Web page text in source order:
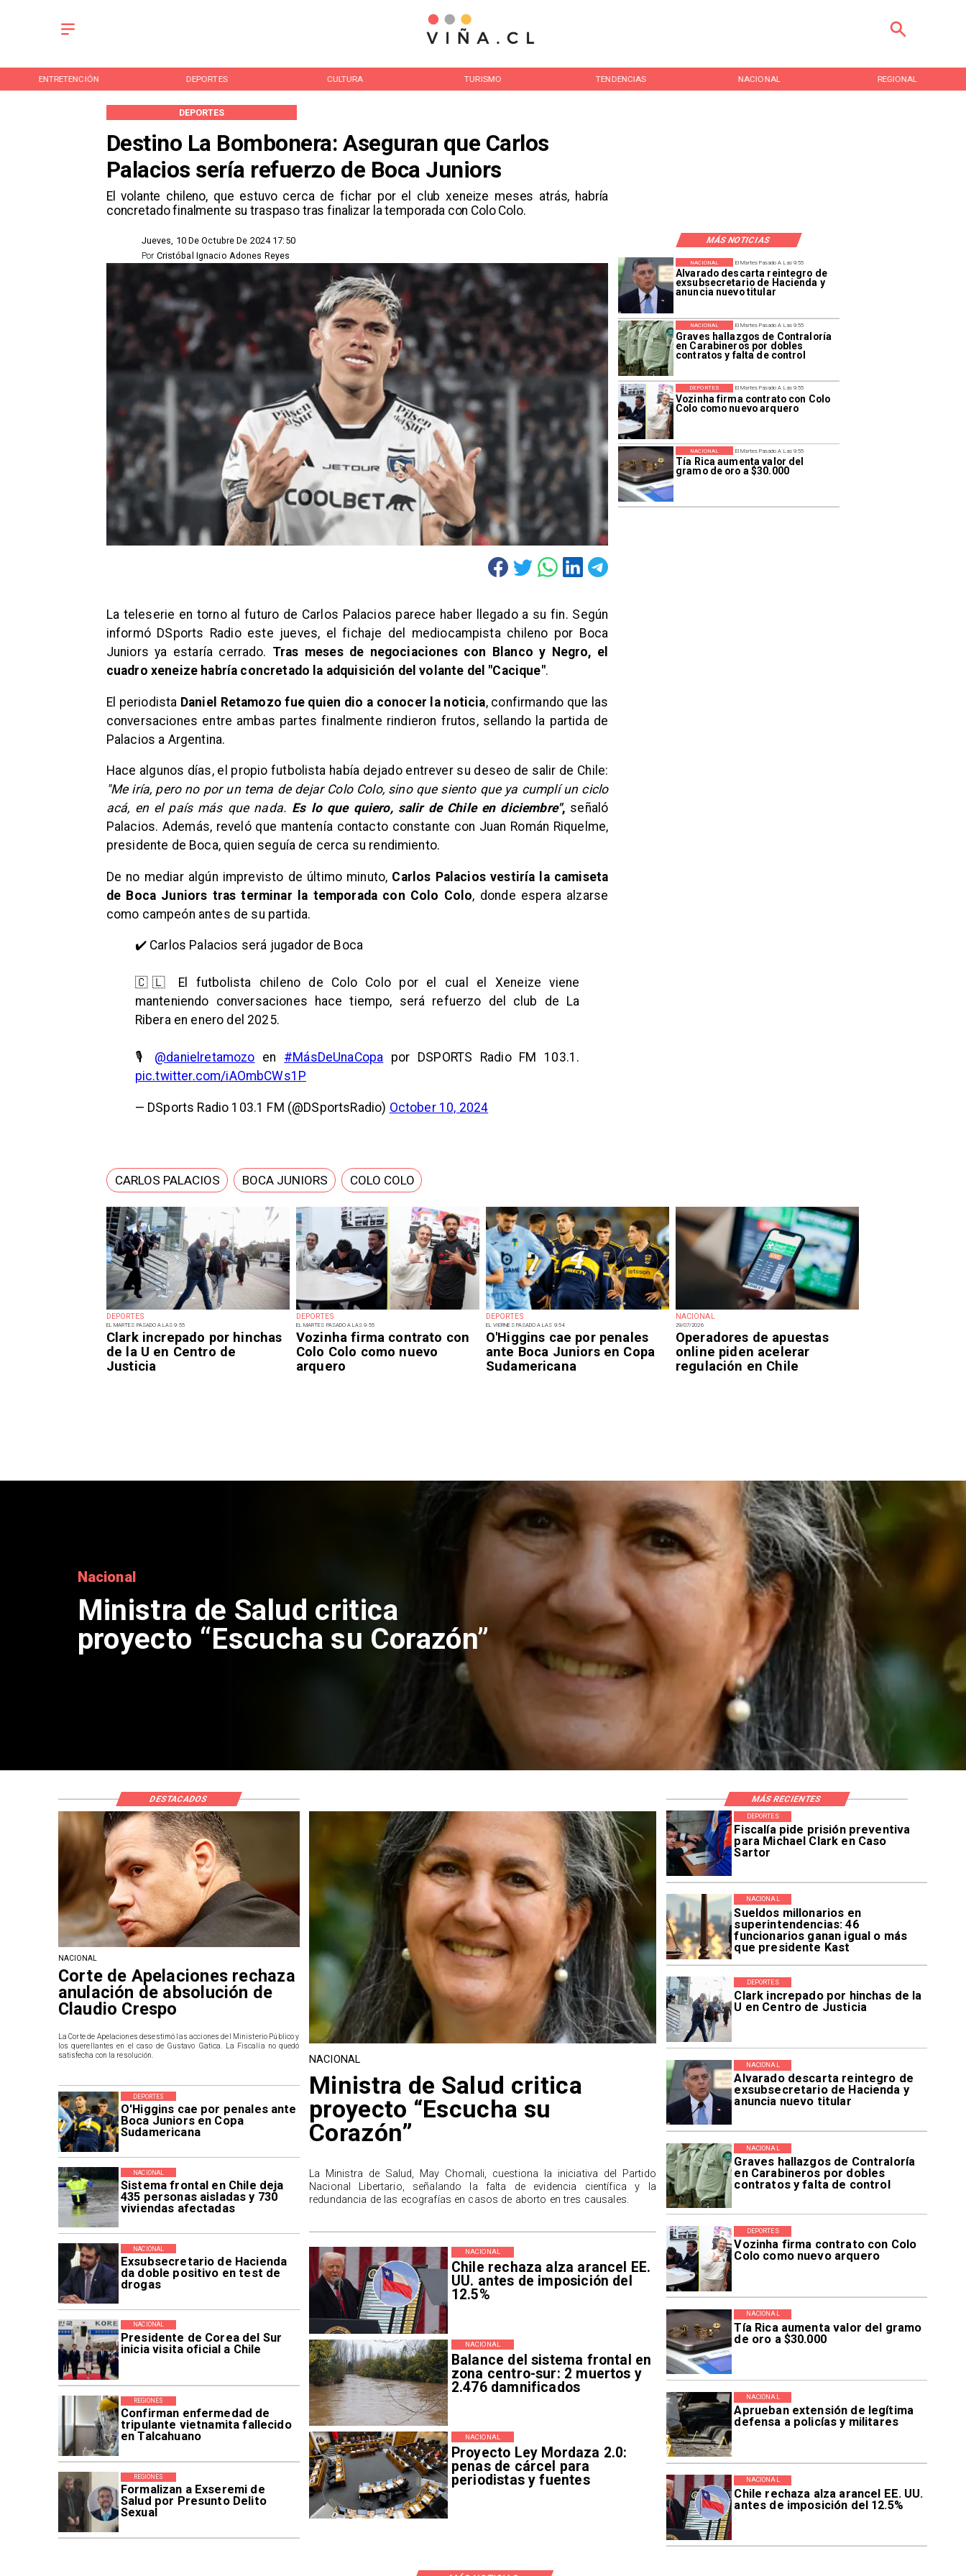
ENTRETENCIÓN DEPORTES CULTURA TURISMO TENDENCIAS NACIONAL REGIONAL
Destino La Bombonera: Aseguran que Carlos
Palacios sería refuerzo de Boca Juniors
​El volante chileno, que estuvo cerca de fichar por el club xeneize meses atrás, habría
concretado finalmente su traspaso tras finalizar la temporada con Colo Colo.
DEPORTES
MÁS NOTICIAS
Jueves, 10 De Octubre De 2024 17:50
Cristóbal Ignacio Adones Reyes
Por
DEPORTES
EL MARTES PASADO A LAS 9:55
Clark increpado por hinchas
de la U en Centro de
Justicia
DEPORTES
EL MARTES PASADO A LAS 9:55
Vozinha firma contrato con
Colo Colo como nuevo
arquero
DEPORTES
EL VIERNES PASADO A LAS 9:54
O'Higgins cae por penales
ante Boca Juniors en Copa
Sudamericana
NACIONAL
29/07/2026
Operadores de apuestas
online piden acelerar
regulación en Chile
El Martes Pasado A Las 9:55
Alvarado descarta reintegro de
exsubsecretario de Hacienda y
anuncia nuevo titular
NACIONAL
El Martes Pasado A Las 9:55
Graves hallazgos de Contraloría
en Carabineros por dobles
contratos y falta de control
NACIONAL
El Martes Pasado A Las 9:55
Vozinha firma contrato con Colo
Colo como nuevo arquero
DEPORTES
El Martes Pasado A Las 9:55
Tía Rica aumenta valor del
gramo de oro a $30.000
NACIONAL
La teleserie en torno al futuro de Carlos Palacios parece haber llegado a su fin. Según
informó DSports Radio este jueves, el fichaje del mediocampista chileno por Boca
Juniors ya estaría cerrado. Tras meses de negociaciones con Blanco y Negro, el
cuadro xeneize habría concretado la adquisición del volante del "Cacique".
El periodista Daniel Retamozo fue quien dio a conocer la noticia, confirmando que las
conversaciones entre ambas partes finalmente rindieron frutos, sellando la partida de
Palacios a Argentina.
Hace algunos días, el propio futbolista había dejado entrever su deseo de salir de Chile:
"Me iría, pero no por un tema de dejar Colo Colo, sino que siento que ya cumplí un ciclo
acá, en el país más que nada. Es lo que quiero, salir de Chile en diciembre", señaló
Palacios. Además, reveló que mantenía contacto constante con Juan Román Riquelme,
presidente de Boca, quien seguía de cerca su rendimiento.
De no mediar algún imprevisto de último minuto, Carlos Palacios vestiría la camiseta
de Boca Juniors tras terminar la temporada con Colo Colo, donde espera alzarse
como campeón antes de su partida.
✔️ Carlos Palacios será jugador de Boca
🇨🇱 El futbolista chileno de Colo Colo por el cual el Xeneize viene
manteniendo conversaciones hace tiempo, será refuerzo del club de La
Ribera en enero del 2025.
🎙️ @danielretamozo en #MásDeUnaCopa por DSPORTS Radio FM 103.1.
pic.twitter.com/iAOmbCWs1P
— DSports Radio 103.1 FM (@DSportsRadio) October 10, 2024
CARLOS PALACIOS BOCA JUNIORS COLO COLO
Nacional
Corte de Apelaciones rechaza
anulación de absolución de
Fiscalía pide prisión preventiva
para Michael Clark en Caso
Sartor
DEPORTES
Sueldos millonarios en
superintendencias: 46
funcionarios ganan igual o más
que presidente Kast
NACIONAL
Clark increpado por hinchas de la
U en Centro de Justicia
DEPORTES
Alvarado descarta reintegro de
exsubsecretario de Hacienda y
anuncia nuevo titular
NACIONAL
Graves hallazgos de Contraloría
en Carabineros por dobles
contratos y falta de control
NACIONAL
Vozinha firma contrato con Colo
Colo como nuevo arquero
DEPORTES
Tía Rica aumenta valor del gramo
de oro a $30.000
NACIONAL
Aprueban extensión de legítima
defensa a policías y militares
NACIONAL
Chile rechaza alza arancel EE. UU.
antes de imposición del 12.5%
NACIONAL
O'Higgins cae por penales ante
Boca Juniors en Copa
Sudamericana
DEPORTES
Sistema frontal en Chile deja
435 personas aisladas y 730
viviendas afectadas
NACIONAL
Exsubsecretario de Hacienda
da doble positivo en test de
drogas
NACIONAL
Presidente de Corea del Sur
inicia visita oficial a Chile
NACIONAL
Confirman enfermedad de
tripulante vietnamita fallecido
en Talcahuano
REGIONES
Formalizan a Exseremi de
Salud por Presunto Delito
Sexual
REGIONES
Chile rechaza alza arancel EE.
UU. antes de imposición del
12.5%
NACIONAL
Balance del sistema frontal en
zona centro-sur: 2 muertos y
2.476 damnificados
NACIONAL
Proyecto Ley Mordaza 2.0:
penas de cárcel para
periodistas y fuentes
NACIONAL
NACIONAL
Corte de Apelaciones rechaza
anulación de absolución de
Claudio Crespo
La Corte de Apelaciones desestimó las acciones del Ministerio Público y
los querellantes en el caso de Gustavo Gatica. La Fiscalía no quedó
satisfecha con la resolución.
NACIONAL
Ministra de Salud critica
proyecto “Escucha su
Corazón”
La Ministra de Salud, May Chomali, cuestiona la iniciativa del Partido
Nacional Libertario, señalando la falta de evidencia científica y la
redundancia de las ecografías en casos de aborto en tres causales.
DESTACADOS MÁS RECIENTES